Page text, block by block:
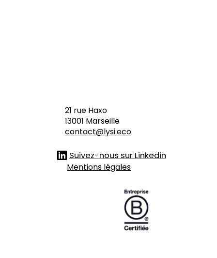
Suivez-nous sur Linkedin
Mentions légales
21 rue Haxo
13001 Marseille
contact@lysi.eco